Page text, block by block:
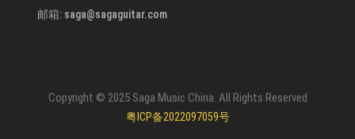
邮箱: saga@sagaguitar.com
Copyright © 2025 Saga Music China. All Rights Reserved
粤ICP备2022097059号